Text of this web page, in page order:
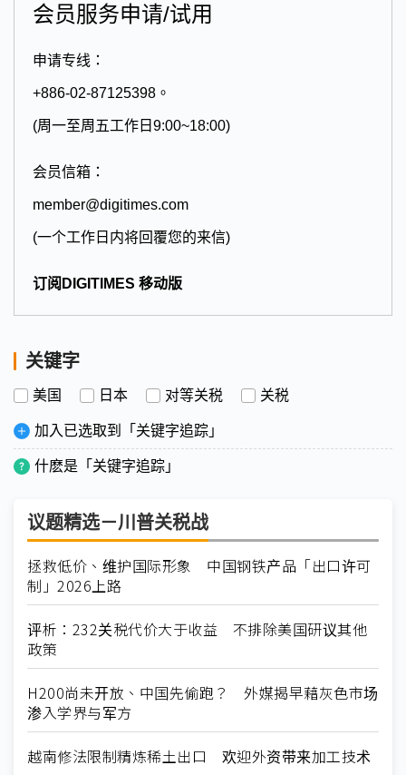
会员服务申请/试用
申请专线：
+886-02-87125398。
(周一至周五工作日9:00~18:00)
会员信箱：
member@digitimes.com
(一个工作日内将回覆您的来信)
订阅DIGITIMES 移动版
关键字
美国 日本 对等关税 关税
加入已选取到「关键字追踪」
什麽是「关键字追踪」
议题精选－川普关税战
拯救低价、维护国际形象 中国钢铁产品「出口许可
制」2026上路
评析：232关税代价大于收益 不排除美国研议其他
政策
H200尚未开放、中国先偷跑？ 外媒揭早藉灰色市场
渗入学界与军方
越南修法限制精炼稀土出口 欢迎外资带来加工技术